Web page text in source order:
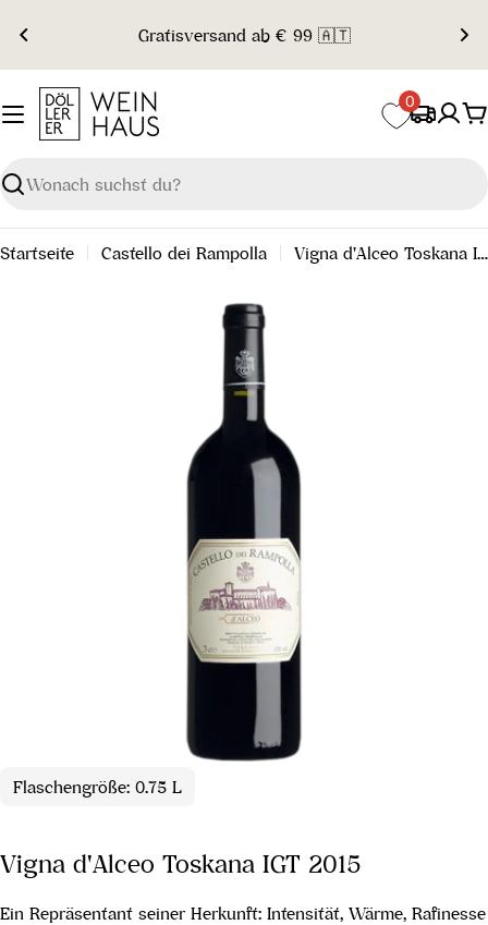
Inhalt
springen
Gratisversand ab € 99 🇦🇹
Suchen
0
Startseite Castello dei Rampolla Vigna d'Alceo Toskana IGT 2015
Flaschengröße: 0.75 L
Vigna d'Alceo Toskana IGT 2015
Ein Repräsentant seiner Herkunft: Intensität, Wärme, Rafinesse